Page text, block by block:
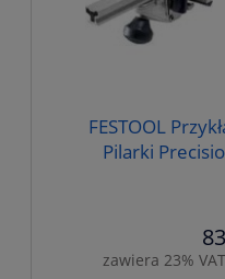
FESTOOL
Pilarki
zawiera 23%